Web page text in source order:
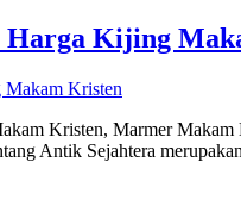
Kijing
Kristen, Marmer Makam
Antik Sejahtera